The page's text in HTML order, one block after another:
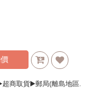
商取貨▶️郵局(離島地區.